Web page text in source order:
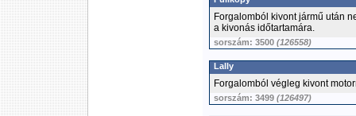
Forgalomból kivont jármű után
a kivonás időtartamára.
sorszám: 3500 (126558)
Lally
Forgalomból végleg kivont
sorszám: 3499 (126497)